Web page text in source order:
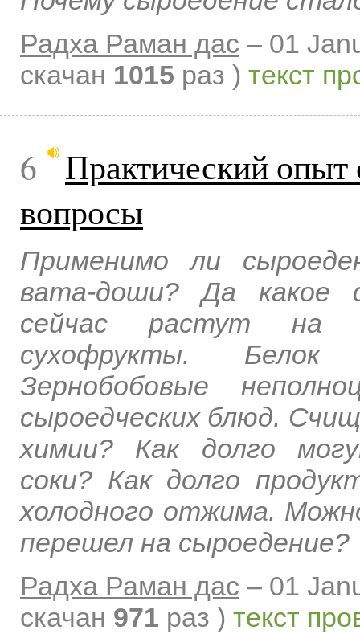
Радха Раман дас – 01
скачан 1015 раз ) текст
6
Практический опыт
вопросы
Применимо ли
вата-доши? Да какое
сейчас растут на
сухофрукты.
Зернобобовые
сыроедческих блюд.
химии? Как долго
соки? Как долго
холодного отжима.
перешел на сыроедение?
Радха Раман дас – 01
скачан 971 раз ) текст